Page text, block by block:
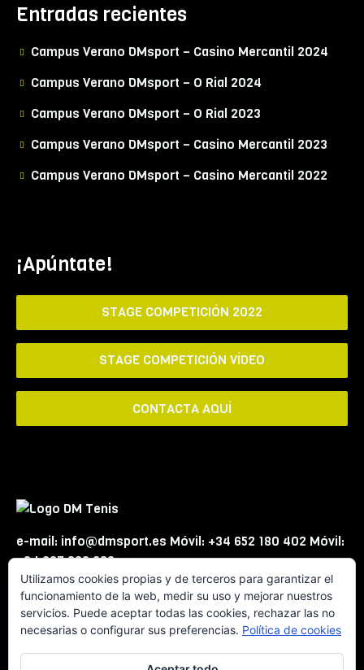
Entradas recientes
Campus Verano DMsport – Casino Mercantil 2024
Campus Verano DMsport – O Rial 2024
Campus Verano DMsport – O Rial 2023
Campus Verano DMsport – Casino Mercantil 2023
Campus Verano DMsport – Casino Mercantil 2022
¡Apúntate!
STAGE COMPETICIÓN 2022
STAGE COMPETICIÓN VÍDEO
CONTACTA AQUÍ
e-mail: info@dmsport.es Móvil: +34 652 180 402 Móvil:
+34 667 863 623
Utilizamos cookies propias y de terceros para garantizar el
funcionamiento de la web, medir su uso y mejorar nuestros
servicios. Puede aceptar todas las cookies, rechazar las no
necesarias o configurar sus preferencias. Política de cookies